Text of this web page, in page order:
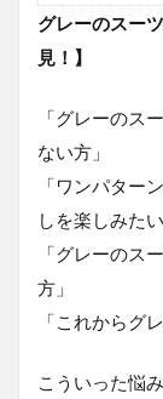
グレー
のスー
ツに合
いシャ
【ビギ
ナー必
1.1
スー
せる
グレーのスー
見！】
「グレーのス
ない方」
「ワンパター
しを楽しみたい
「グレーのス
方」
「これからグ
こういった悩